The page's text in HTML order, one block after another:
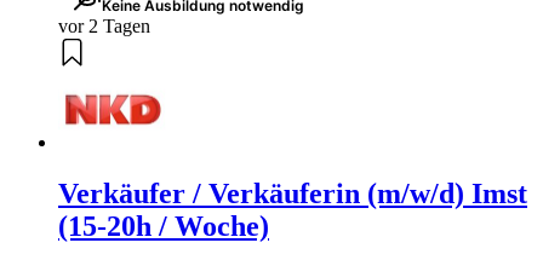
Keine Ausbildung notwendig
vor 2 Tagen
Verkäufer / Verkäuferin (m/w/d) Imst
(15-20h / Woche)